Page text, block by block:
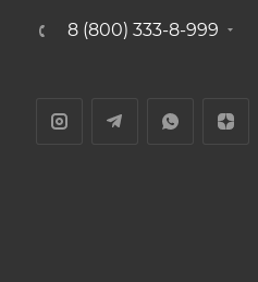
8 (800) 333-8-999